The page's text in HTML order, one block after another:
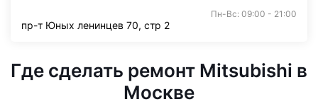
Пн-Вс: 09:00 - 21:00
пр-т Юных ленинцев 70, стр 2
Где сделать ремонт Mitsubishi в
Москве